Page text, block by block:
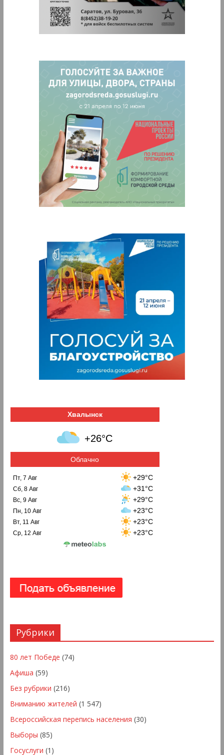
Хвалынск
+26°C
Облачно
Пт, 7 Авг +29°C
Сб, 8 Авг +31°C
Вс, 9 Авг +29°C
Пн, 10 Авг +23°C
Вт, 11 Авг +23°C
Ср, 12 Авг +23°C
Рубрики
80 лет Победе (74)
Афиша (59)
Без рубрики (216)
Вниманию жителей (1 547)
Всероссийская перепись населения (30)
Выборы (85)
Госуслуги (1)